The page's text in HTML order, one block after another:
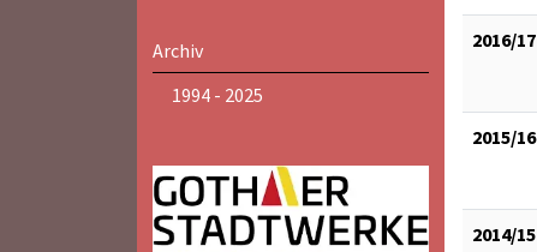
Archiv
1994 - 2025
2016/17
2015/16
2014/15